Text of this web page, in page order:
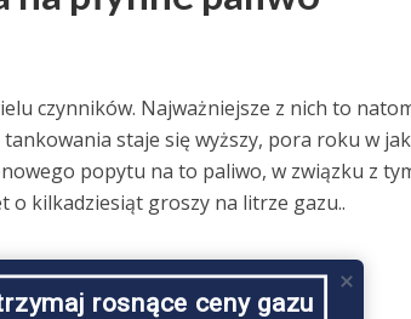
czynników. Najważniejsze z nich to
staje się wyższy, pora roku w
popytu na to paliwo, w związku z
o kilkadziesiąt groszy na litrze gazu..
rosnące ceny gazu